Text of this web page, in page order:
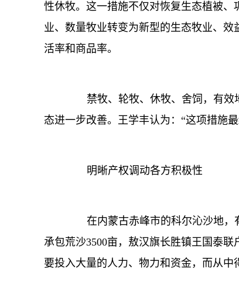
性休牧。这一措施不仅对恢复生态植被
业、数量牧业转变为新型的生态牧业、效
活率和商品率。
禁牧、轮牧、休牧、舍饲，有效
态进一步改善。王学丰认为：“这项措施
明晰产权调动各方积极性
在内蒙古赤峰市的科尔沁沙地，
承包荒沙3500亩，敖汉旗长胜镇王国泰
要投入大量的人力、物力和资金，而从